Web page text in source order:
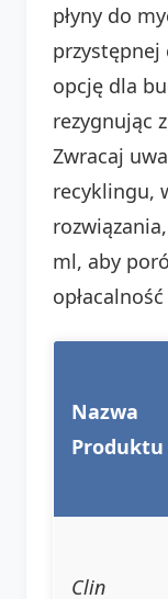
płyny do
przystępnej
opcję dla
rezygnując
Zwracaj
recyklingu,
ml, aby
Nazwa
Produktu
Clin